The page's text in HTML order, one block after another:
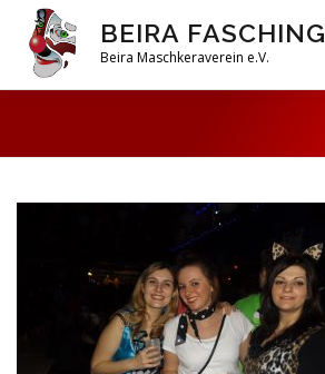
Inhalt
springen
BEIRA FASCHING
Beira Maschkeraverein e.V.